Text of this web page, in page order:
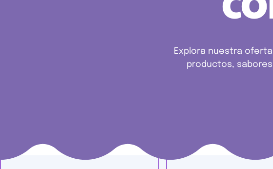
Explora nuestra
productos,